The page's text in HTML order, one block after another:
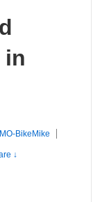
in
BikeMike
↓